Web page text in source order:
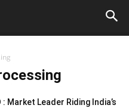
: Market Leader Riding India’s